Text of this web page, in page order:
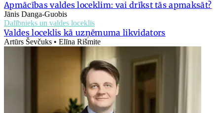
Apmācības valdes loceklim: vai drīkst tās apmaksāt?
Jānis Danga-Guobis
Dalībnieks un valdes loceklis
Valdes loceklis kā uzņēmuma likvidators
Artūrs Ševčuks • Elīna Rišmite